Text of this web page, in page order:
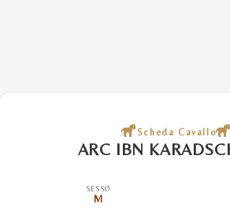
Scheda Cavallo
ARC IBN
SESSO
M